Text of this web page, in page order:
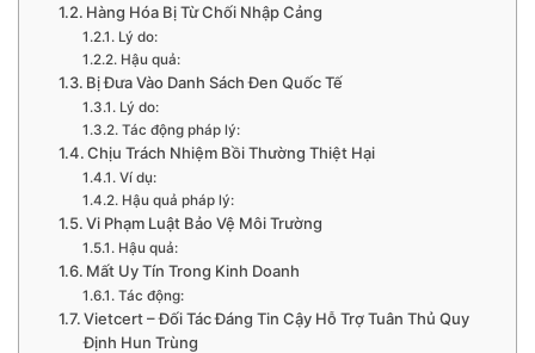
Hàng Hóa Bị Từ Chối Nhập Cảng
Lý do:
Hậu quả:
Bị Đưa Vào Danh Sách Đen Quốc Tế
Lý do:
Tác động pháp lý:
Chịu Trách Nhiệm Bồi Thường Thiệt Hại
Ví dụ:
Hậu quả pháp lý:
Vi Phạm Luật Bảo Vệ Môi Trường
Hậu quả:
Mất Uy Tín Trong Kinh Doanh
Tác động:
Vietcert – Đối Tác Đáng Tin Cậy Hỗ Trợ Tuân Thủ Quy
Định Hun Trùng